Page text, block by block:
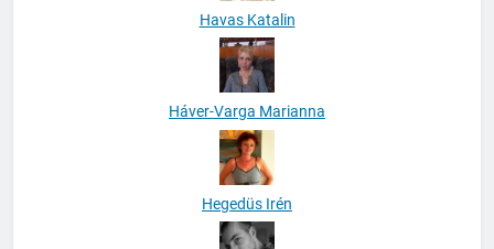
Havas Katalin
Háver-Varga Marianna
Hegedüs Irén